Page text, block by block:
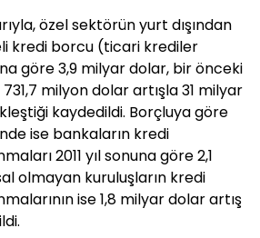
özel sektörün yurt dışından
kredi borcu (ticari krediler
göre 3,9 milyar dolar, bir önceki
milyon dolar artışla 31 milyar
kaydedildi. Borçluya göre
ise bankaların kredi
2011 yıl sonuna göre 2,1
olmayan kuruluşların kredi
ise 1,8 milyar dolar artış